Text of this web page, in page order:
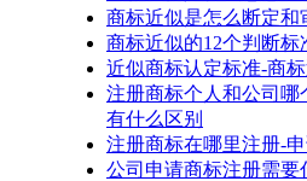
商标近似是怎么断定和
商标近似的12个判断
近似商标认定标准-商
注册商标个人和公司哪
有什么区别
注册商标在哪里注册-
公司申请商标注册需要